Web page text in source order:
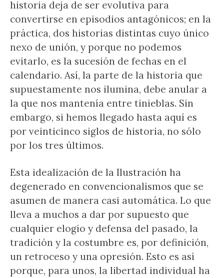
historia deja de ser evolutiva para
convertirse en episodios antagónicos; en la
práctica, dos historias distintas cuyo único
nexo de unión, y porque no podemos
evitarlo, es la sucesión de fechas en el
calendario. Así, la parte de la historia que
supuestamente nos ilumina, debe anular a
la que nos mantenía entre tinieblas. Sin
embargo, si hemos llegado hasta aquí es
por veinticinco siglos de historia, no sólo
por los tres últimos.
Esta idealización de la Ilustración ha
degenerado en convencionalismos que se
asumen de manera casi automática. Lo que
lleva a muchos a dar por supuesto que
cualquier elogio y defensa del pasado, la
tradición y la costumbre es, por definición,
un retroceso y una opresión. Esto es así
porque, para unos, la libertad individual ha